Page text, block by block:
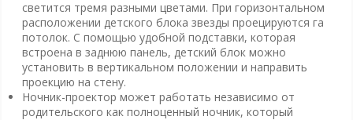
светится тремя разными цветами. При горизонтальном
расположении детского блока звезды проецируются га
потолок. С помощью удобной подставки, которая
встроена в заднюю панель, детский блок можно
установить в вертикальном положении и направить
проекцию на стену.
Ночник-проектор может работать независимо от
родительского как полноценный ночник, который